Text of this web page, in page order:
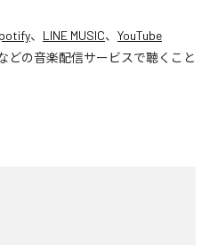
、 LINE MUSIC、 YouTube
どの音楽配信サービスで聴くこと